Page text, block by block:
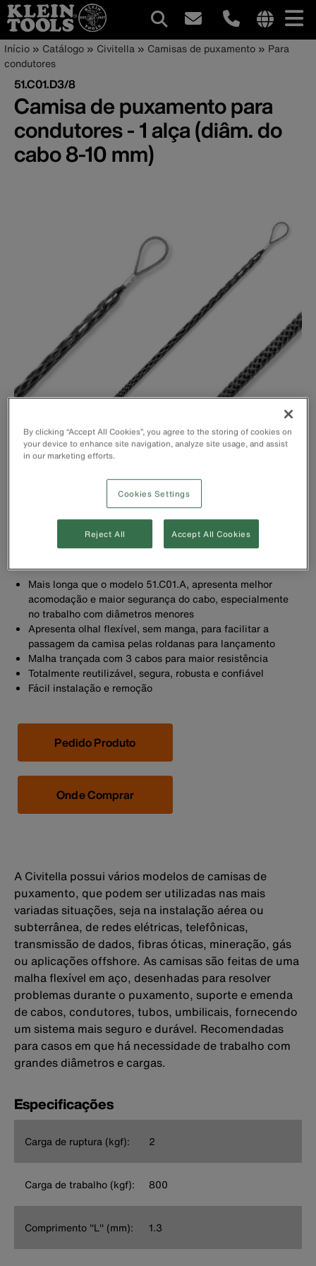
Pular
para
conteúdo
principal
site
Navegação
principal
Trilha
de
navegação
Início Catálogo Civitella Camisas de puxamento
Para
condutores
51.C01.D3/8
Camisa de puxamento para
condutores - 1 alça (diâm. do
cabo 8-10 mm)
Mais longa que o modelo 51.C01.A, apresenta melhor
acomodação e maior segurança do cabo, especialmente
no trabalho com diâmetros menores
Apresenta olhal flexível, sem manga, para facilitar a
passagem da camisa pelas roldanas para lançamento
Malha trançada com 3 cabos para maior resistência
Totalmente reutilizável, segura, robusta e confiável
Fácil instalação e remoção
Pedido Produto
Onde Comprar
A Civitella possui vários modelos de camisas de
puxamento, que podem ser utilizadas nas mais
variadas situações, seja na instalação aérea ou
subterrânea, de redes elétricas, telefônicas,
transmissão de dados, fibras óticas, mineração, gás
ou aplicações offshore. As camisas são feitas de uma
malha flexível em aço, desenhadas para resolver
problemas durante o puxamento, suporte e emenda
de cabos, condutores, tubos, umbilicais, fornecendo
um sistema mais seguro e durável. Recomendadas
para casos em que há necessidade de trabalho com
grandes diâmetros e cargas.
Especificações
Carga de ruptura (kgf): 2
Carga de trabalho (kgf): 800
Comprimento ''L'' (mm): 1.3
By clicking “Accept All Cookies”, you agree to the storing of cookies on
your device to enhance site navigation, analyze site usage, and assist
in our marketing efforts.
Cookies Settings
Reject All Accept All Cookies